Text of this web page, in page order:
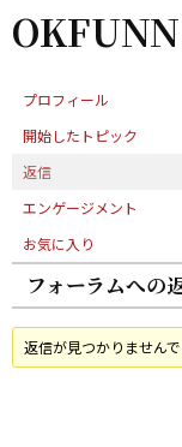
ム
プロフィール
開始したトピック
返信
エンゲージメント
お気に入り
フォーラムへの
返信が見つかりませんで